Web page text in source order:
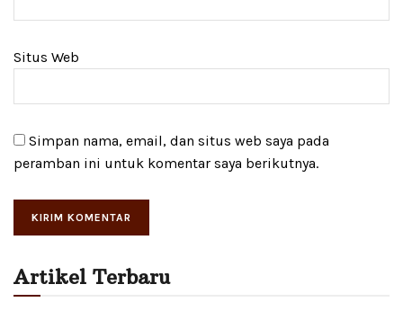
Situs Web
Simpan nama, email, dan situs web saya pada
peramban ini untuk komentar saya berikutnya.
Artikel Terbaru